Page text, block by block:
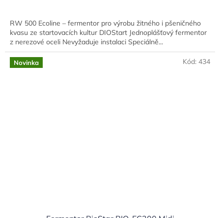
RW 500 Ecoline – fermentor pro výrobu žitného i pšeničného
kvasu ze startovacích kultur DIOStart Jednoplášťový fermentor
z nerezové oceli Nevyžaduje instalaci Speciálně...
Novinka Kód: 434